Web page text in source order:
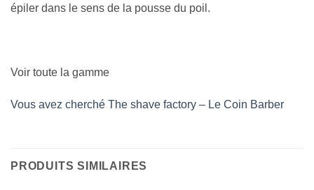
épiler dans le sens de la pousse du poil.
Voir toute la gamme
Vous avez cherché The shave factory – Le Coin Barber
PRODUITS SIMILAIRES